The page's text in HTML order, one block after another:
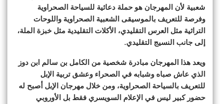
شعبية لأن المهرجان هو حملة دعائية للسياحة الصحراوية
وفرصة للتعريف بالموسيقى الشعبية الصحراوية واللوحات
التراثية مثل العرس التقليدي، الأكلات التقليدية مثل خبزة الملة،
إلى جانب النسيج التقليدي.
ويعد هذا المهرجان مبادرة شخصية من الكامل بن سالم ابن دوز
الذي عاش صباه وشبابه في الصحراء وعشق تربية الإبل
للتعريف بالسياحة الصحراوية، ومن خلال مهرجان الإبل أصبح له
حضور كبير ليس في الإعلام السويسري فقط بل الأوروبي